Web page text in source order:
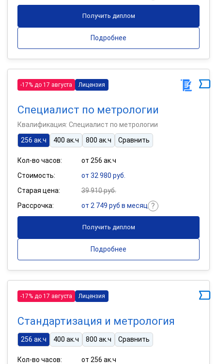
Получить диплом
Подробнее
-17% до 17 августа Лицензия
Специалист по метрологии
Квалификация: Специалист по метрологии
256 ак.ч
400 ак.ч 800 ак.ч Сравнить
Кол-во часов:
от 256 ак.ч
Стоимость:
от 32 980 руб.
Старая цена:
39 910 руб.
Рассрочка:
от 2 749 руб в месяц
Получить диплом
Подробнее
-17% до 17 августа Лицензия
Стандартизация и метрология
256 ак.ч 400 ак.ч 800 ак.ч Сравнить
Кол-во часов:
от 256 ак.ч